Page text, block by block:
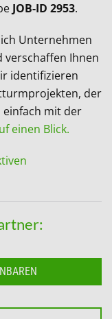
JOB-ID 2953.
Unternehmen
verschaffen Ihnen
identifizieren
der
einfach mit der
einen Blick.